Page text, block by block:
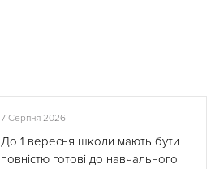
7 Серпня 2026
До 1 вересня школи мають бути
повністю готові до навчального